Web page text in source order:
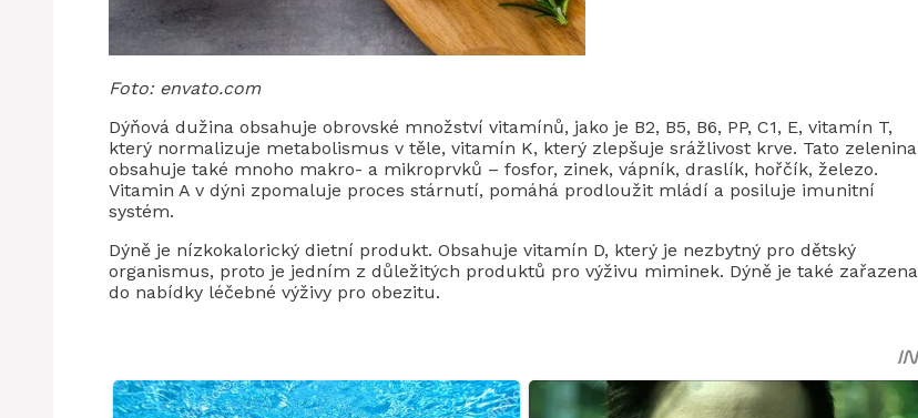
Foto: envato.com
Dýňová dužina obsahuje obrovské množství vitamínů, jako je B2, B5, B6, PP, C1, E, vitamín T,
který normalizuje metabolismus v těle, vitamín K, který zlepšuje srážlivost krve. Tato zelenina
obsahuje také mnoho makro- a mikroprvků – fosfor, zinek, vápník, draslík, hořčík, železo.
Vitamin A v dýni zpomaluje proces stárnutí, pomáhá prodloužit mládí a posiluje imunitní
systém.
Dýně je nízkokalorický dietní produkt. Obsahuje vitamín D, který je nezbytný pro dětský
organismus, proto je jedním z důležitých produktů pro výživu miminek. Dýně je také zařazena
do nabídky léčebné výživy pro obezitu.